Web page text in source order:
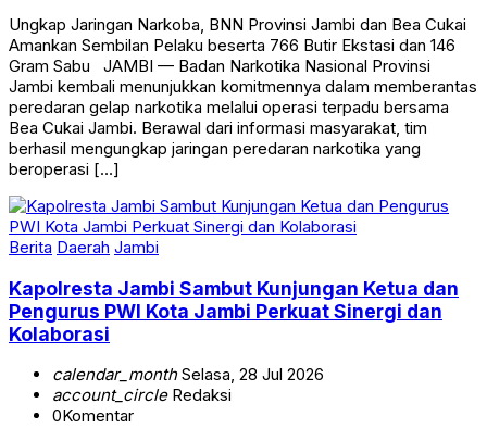
Ungkap Jaringan Narkoba, BNN Provinsi Jambi dan Bea Cukai
Amankan Sembilan Pelaku beserta 766 Butir Ekstasi dan 146
Gram Sabu JAMBI — Badan Narkotika Nasional Provinsi
Jambi kembali menunjukkan komitmennya dalam memberantas
peredaran gelap narkotika melalui operasi terpadu bersama
Bea Cukai Jambi. Berawal dari informasi masyarakat, tim
berhasil mengungkap jaringan peredaran narkotika yang
beroperasi […]
Berita Daerah Jambi
Kapolresta Jambi Sambut Kunjungan Ketua dan
Pengurus PWI Kota Jambi Perkuat Sinergi dan
Kolaborasi
calendar_monthSelasa, 28 Jul 2026
account_circleRedaksi
0Komentar